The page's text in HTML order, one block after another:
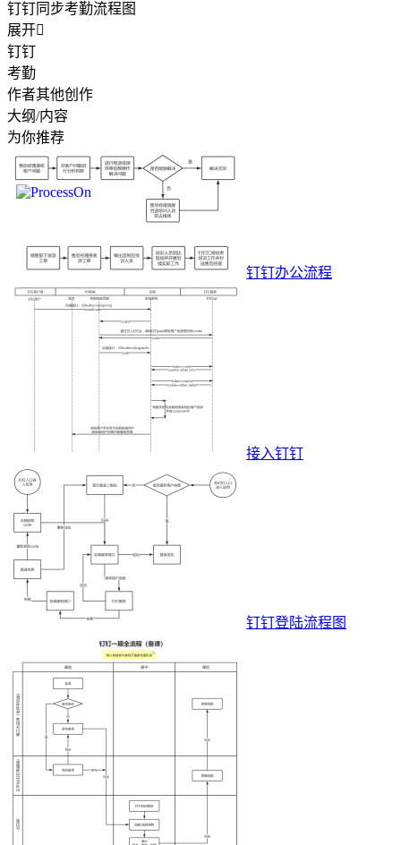
钉钉同步考勤流程图
展开
钉钉
考勤
作者其他创作
大纲/内容
为你推荐
钉钉办公流程
接入钉钉
钉钉登陆流程图